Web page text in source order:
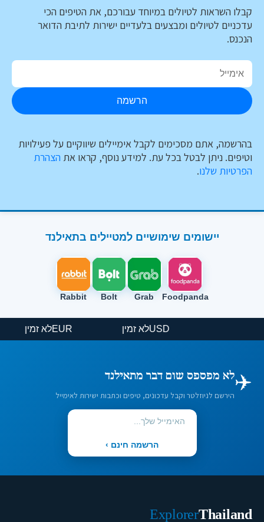
קבלו השראות לטיולים במיוחד עבורכם, את הטיפים הכי
עדכניים לטיולים ומבצעים בלעדיים ישירות לתיבת הדואר
הנכנס.
הרשמה
בהרשמה, אתם מסכימים לקבל אימיילים שיווקיים על פעילויות
וטיפים. ניתן לבטל בכל עת. למידע נוסף, קראו את הצהרת
הפרטיות שלנו.
יישומים שימושיים למטיילים בתאילנד
Foodpanda
Grab
Bolt
Rabbit
USD לא זמין EUR לא זמין
✈️לא מפספס שום דבר מתאילנד
הירשם לניוזלטר וקבל עדכונים, טיפים וכתבות ישירות לאימייל
הרשמה חינם ›
Thailand
Explorer